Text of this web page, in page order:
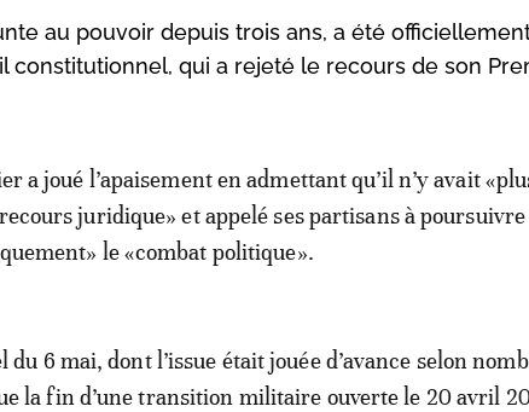
au pouvoir depuis trois ans, a été
constitutionnel, qui a rejeté le recours de son
a joué l’apaisement en admettant qu’il n’y avait
juridique» et appelé ses partisans à poursuivre
le «combat politique».
6 mai, dont l’issue était jouée d’avance selon
la fin d’une transition militaire ouverte le 20 avril